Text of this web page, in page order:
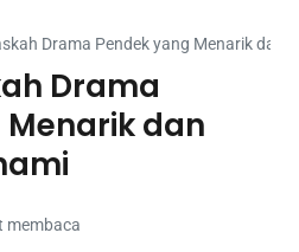
Drama Pendek yang Menarik dan
Drama
dan
membaca